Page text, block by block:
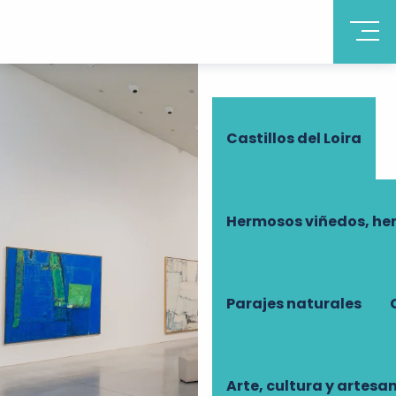
Descubrir Touraine
Castillos del Loira
Hermosos viñedos,
Parajes naturales
Arte, cultura y